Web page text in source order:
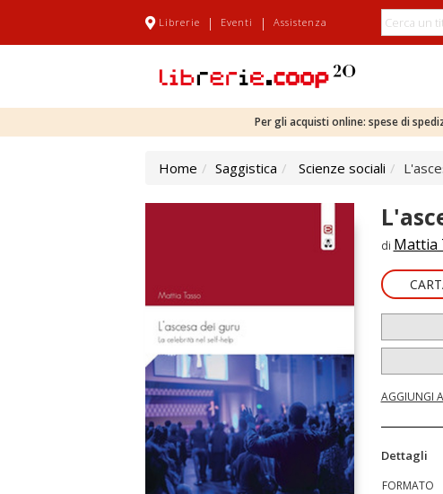
Librerie | Eventi | Assistenza
Per gli acquisti online: spese di
Home Saggistica Scienze sociali
di Mattia
AGGIUNGI
Dettagli
FORMATO